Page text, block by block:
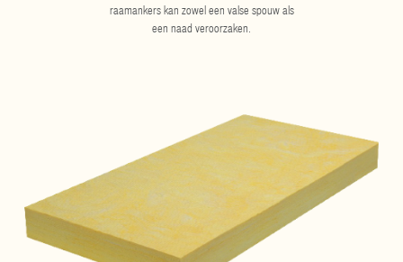
raamankers kan zowel een valse spouw als
een naad veroorzaken.